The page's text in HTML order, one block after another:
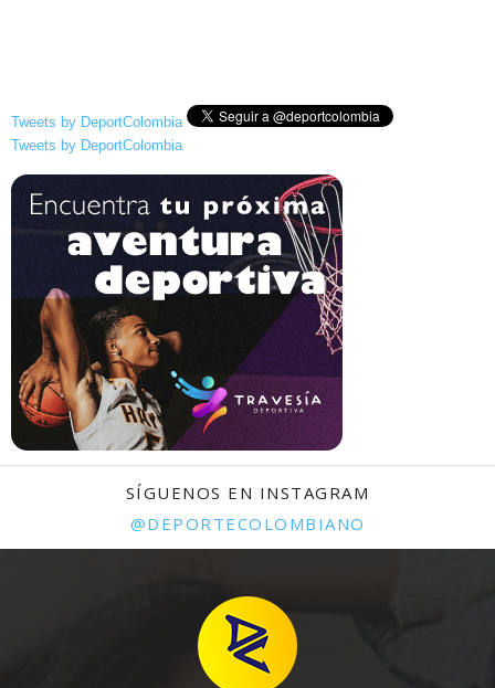
Tweets by DeportColombia
Tweets by DeportColombia
SÍGUENOS EN INSTAGRAM
@DEPORTECOLOMBIANO